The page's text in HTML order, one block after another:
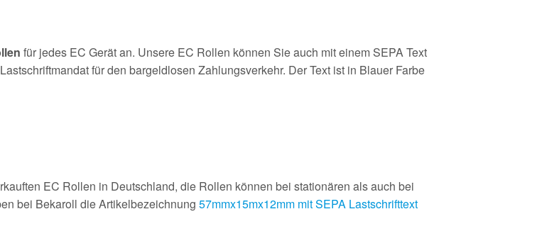
für jedes EC Gerät an. Unsere EC Rollen können Sie auch mit einem SEPA Text
für den bargeldlosen Zahlungsverkehr. Der Text ist in Blauer Farbe
EC Rollen in Deutschland, die Rollen können bei stationären als auch bei
bei Bekaroll die Artikelbezeichnung57mmx15mx12mm mit SEPA Lastschrifttext